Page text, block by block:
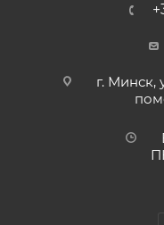
г. Минск,